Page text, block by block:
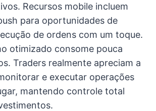
Recursos mobile incluem
para oportunidades de
de ordens com um toque.
otimizado consome pouca
Traders realmente apreciam a
e executar operações
mantendo controle total